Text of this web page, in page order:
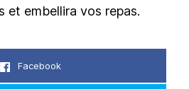
et embellira vos repas.
Facebook